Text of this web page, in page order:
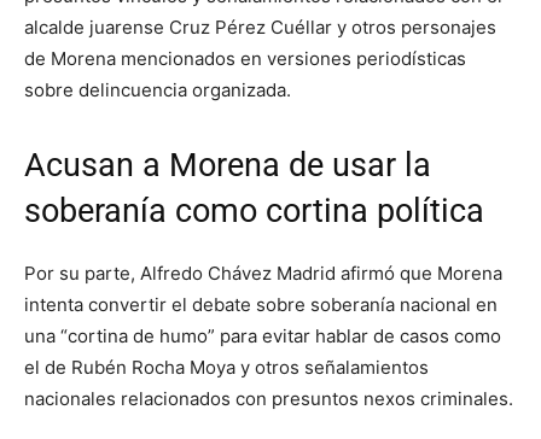
alcalde juarense Cruz Pérez Cuéllar y otros personajes
de Morena mencionados en versiones periodísticas
sobre delincuencia organizada.
Acusan a Morena de usar la
soberanía como cortina política
Por su parte, Alfredo Chávez Madrid afirmó que Morena
intenta convertir el debate sobre soberanía nacional en
una “cortina de humo” para evitar hablar de casos como
el de Rubén Rocha Moya y otros señalamientos
nacionales relacionados con presuntos nexos criminales.